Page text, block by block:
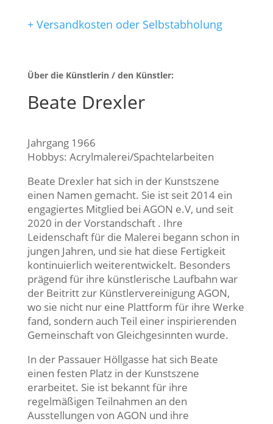
+ Versandkosten oder Selbstabholung
Über die Künstlerin / den Künstler:
Beate Drexler
Jahrgang 1966
Hobbys: Acrylmalerei/Spachtelarbeiten
Beate Drexler hat sich in der Kunstszene
einen Namen gemacht. Sie ist seit 2014 ein
engagiertes Mitglied bei AGON e.V, und seit
2020 in der Vorstandschaft . Ihre
Leidenschaft für die Malerei begann schon in
jungen Jahren, und sie hat diese Fertigkeit
kontinuierlich weiterentwickelt. Besonders
prägend für ihre künstlerische Laufbahn war
der Beitritt zur Künstlervereinigung AGON,
wo sie nicht nur eine Plattform für ihre Werke
fand, sondern auch Teil einer inspirierenden
Gemeinschaft von Gleichgesinnten wurde.
In der Passauer Höllgasse hat sich Beate
einen festen Platz in der Kunstszene
erarbeitet. Sie ist bekannt für ihre
regelmäßigen Teilnahmen an den
Ausstellungen von AGON und ihre